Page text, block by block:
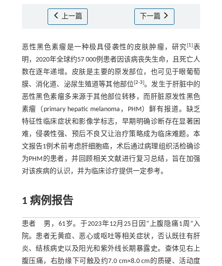
上一篇 下一篇
恶性黑色素瘤是一种极具侵袭性的皮肤肿瘤，研究[1]表
明，2020年全球约57 000例患者因该病丧失生命，且死亡人
数在逐年递增。皮肤是主要的原发部位，也可见于眼葡萄
膜、消化道、泌尿生殖道等其他部位[2-3]。发生于肝脏中的
恶性黑色素瘤多来源于其他部位转移，而肝脏原发性黑色
素瘤（primary hepatic melanoma，PHM）鲜有报道。缺乏
特征性临床症状和影像学标志，早期明确诊断存在显著困
难，侵袭性强、预后不良又让治疗策略成为临床难题。本
文报告1例术前考虑肝细胞癌，术后通过病理组织活检确诊
为PHM的患者，并回顾相关文献进行复习总结，旨在加强
对该疾病的认识，并为临床诊疗提供一定参考。
1 病例报告
患者 男，61岁。于2023年12月25日因“上腹隐痛1周”入
院。患者无黄疸、恶心或呕吐等相关症状，否认既往有肝
炎、结核病史以及阳光和紫外线长期暴露史。查体见右上
腹压痛，右肋缘下可触及约7.0 cm×8.0 cm的质硬、活动度